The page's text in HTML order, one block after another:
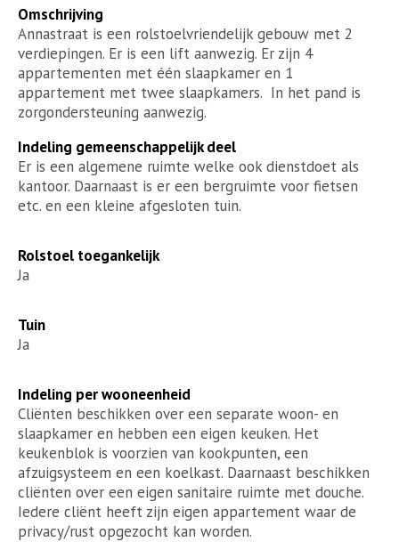
Omschrijving
Annastraat is een rolstoelvriendelijk gebouw met 2
verdiepingen. Er is een lift aanwezig. Er zijn 4
appartementen met één slaapkamer en 1
appartement met twee slaapkamers. In het pand is
zorgondersteuning aanwezig.
Indeling gemeenschappelijk deel
Er is een algemene ruimte welke ook dienstdoet als
kantoor. Daarnaast is er een bergruimte voor fietsen
etc. en een kleine afgesloten tuin.
Rolstoel toegankelijk
Ja
Tuin
Ja
Indeling per wooneenheid
Cliënten beschikken over een separate woon- en
slaapkamer en hebben een eigen keuken. Het
keukenblok is voorzien van kookpunten, een
afzuigsysteem en een koelkast. Daarnaast beschikken
cliënten over een eigen sanitaire ruimte met douche.
Iedere cliënt heeft zijn eigen appartement waar de
privacy/rust opgezocht kan worden.